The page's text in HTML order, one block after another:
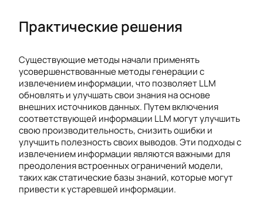
Практические решения
Существующие методы начали применять
усовершенствованные методы генерации с
извлечением информации, что позволяет LLM
обновлять и улучшать свои знания на основе
внешних источников данных. Путем включения
соответствующей информации LLM могут улучшить
свою производительность, снизить ошибки и
улучшить полезность своих выводов. Эти подходы с
извлечением информации являются важными для
преодоления встроенных ограничений модели,
таких как статические базы знаний, которые могут
привести к устаревшей информации.